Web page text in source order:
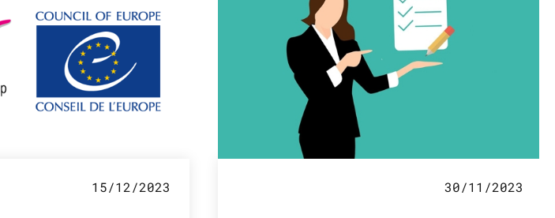
15/12/2023 30/11/2023